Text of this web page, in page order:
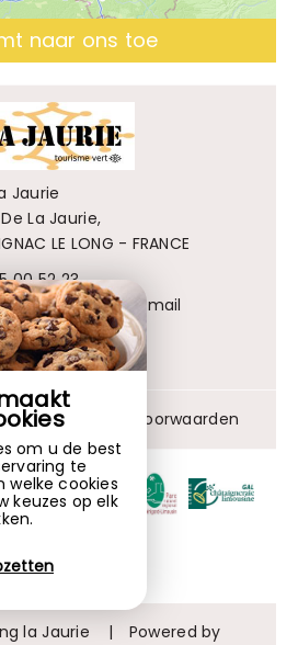
om u de best
te
welke cookies
keuzes op elk
naar ons toe
Jaurie
La Jaurie,
LE LONG - FRANCE
00 52 23
opnemen per e-mail
verkoopvoorwaarden
la Jaurie | Powered by